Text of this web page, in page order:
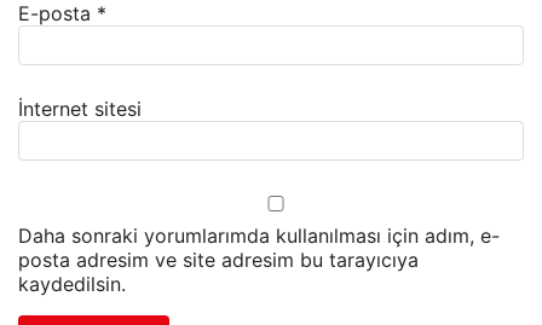
E-posta *
İnternet sitesi
Daha sonraki yorumlarımda kullanılması için adım, e-
posta adresim ve site adresim bu tarayıcıya
kaydedilsin.